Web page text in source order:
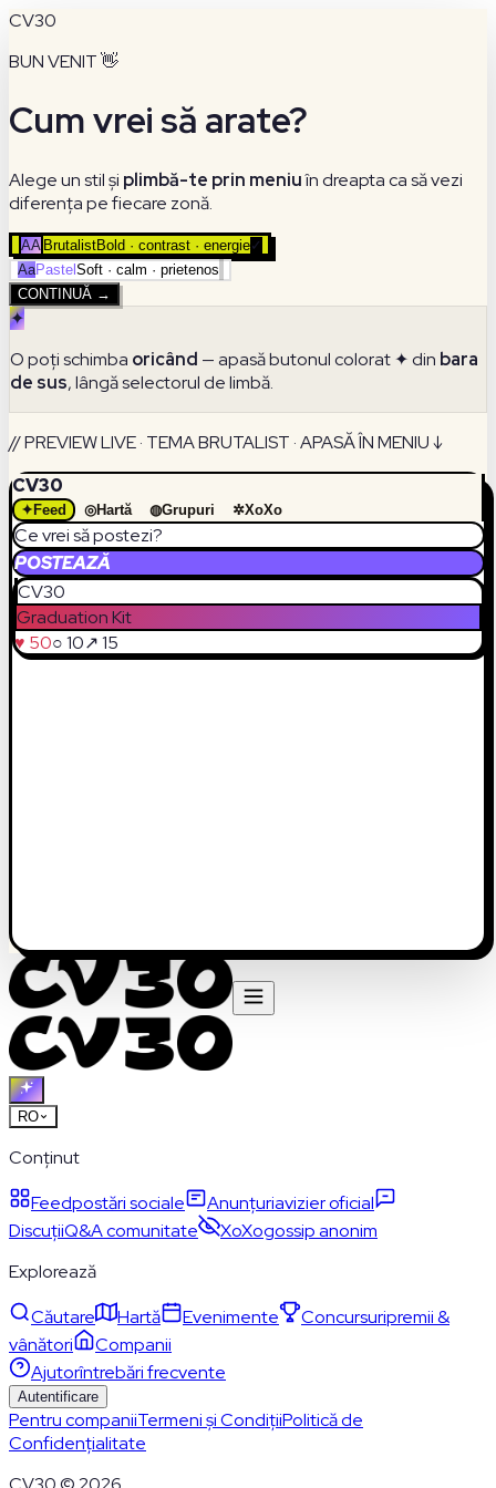
CV30
BUN VENIT 👋
Cum vrei să arate?
Alege un stil și plimbă-te prin meniuîn dreapta ca să vezi
diferența pe fiecare zonă.
AA BrutalistBold · contrast · energie✓
AaPastel Soft · calm · prietenos
CONTINUĂ →
✦
O poți schimba oricând — apasă butonul colorat ✦ din bara
de sus, lângă selectorul de limbă.
// PREVIEW LIVE · TEMA BRUTALIST · APASĂ ÎN MENIU ↓
CV30
✦ Feed ◎Hartă ◍Grupuri ✲XoXo
Ce vrei să postezi?
POSTEAZĂ
CV30
Graduation Kit
♥ 50○ 10↗ 15
RO
Conținut
Feedpostări sociale Anunțuriavizier oficial
DiscuțiiQ&A comunitate XoXogossip anonim
Explorează
Căutare
Hartă Evenimente Concursuripremii &
vânători
Companii
Ajutorîntrebări frecvente
Autentificare
Pentru companiiTermeni și CondițiiPolitică de
Confidențialitate